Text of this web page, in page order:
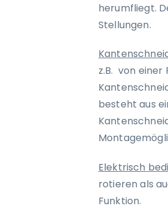
herumfliegt.
Stellungen.
z.B. von
besteht aus
Elektrisch
rotieren als
Funktion.